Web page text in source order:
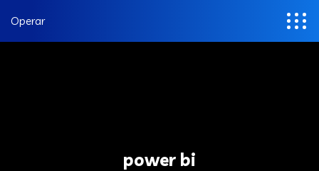
Operar
power bi